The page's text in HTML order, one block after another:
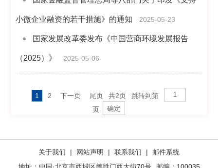
小微企业融资的若干措施》的通知 2025-05-23
国家发展改革委发布《中国营商环境发展报告
（2025）》 2025-05-06
1 2 下一页 尾页 共2页
跳转到第
页
关于我们 | 网站声明 | 联系我们 |
邮件系统